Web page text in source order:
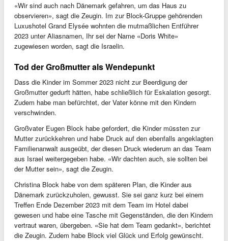
«Wir sind auch nach Dänemark gefahren, um das Haus zu
observieren», sagt die Zeugin. Im zur Block-Gruppe gehörenden
Luxushotel Grand Elysée wohnten die mutmaßlichen Entführer
2023 unter Aliasnamen, Ihr sei der Name «Doris White»
zugewiesen worden, sagt die Israelin.
Tod der Großmutter als Wendepunkt
Dass die Kinder im Sommer 2023 nicht zur Beerdigung der
Großmutter gedurft hätten, habe schließlich für Eskalation gesorgt.
Zudem habe man befürchtet, der Vater könne mit den Kindern
verschwinden.
Großvater Eugen Block habe gefordert, die Kinder müssten zur
Mutter zurückkehren und habe Druck auf den ebenfalls angeklagten
Familienanwalt ausgeübt, der diesen Druck wiederum an das Team
aus Israel weitergegeben habe. «Wir dachten auch, sie sollten bei
der Mutter sein», sagt die Zeugin.
Christina Block habe von dem späteren Plan, die Kinder aus
Dänemark zurückzuholen, gewusst. Sie sei ganz kurz bei einem
Treffen Ende Dezember 2023 mit dem Team im Hotel dabei
gewesen und habe eine Tasche mit Gegenständen, die den Kindern
vertraut waren, übergeben. «Sie hat dem Team gedankt», berichtet
die Zeugin. Zudem habe Block viel Glück und Erfolg gewünscht.